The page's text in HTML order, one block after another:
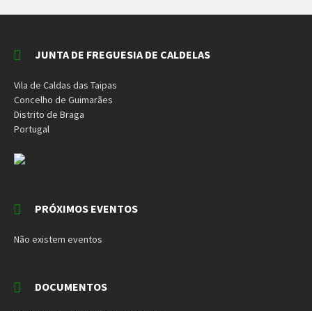
JUNTA DE FREGUESIA DE CALDELAS
Vila de Caldas das Taipas
Concelho de Guimarães
Distrito de Braga
Portugal
PRÓXIMOS EVENTOS
Não existem eventos
DOCUMENTOS